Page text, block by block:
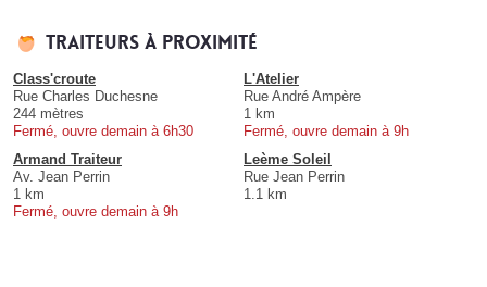
Traiteurs à proximité
Class'croute
Rue Charles Duchesne
244 mètres
Fermé, ouvre demain à 6h30
L'Atelier
Rue André Ampère
1 km
Fermé, ouvre demain à 9h
Armand Traiteur
Av. Jean Perrin
1 km
Fermé, ouvre demain à 9h
Leème Soleil
Rue Jean Perrin
1.1 km